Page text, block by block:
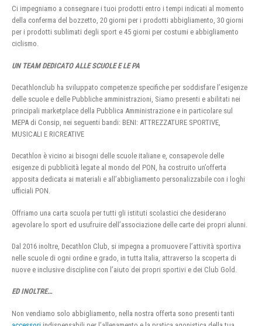
Ci impegniamo a consegnare i tuoi prodotti entro i tempi indicati al momento
della conferma del bozzetto, 20 giorni per i prodotti abbigliamento, 30 giorni
per i prodotti sublimati degli sport e 45 giorni per costumi e abbigliamento
ciclismo.
UN TEAM DEDICATO ALLE SCUOLE E LE PA
Decathlonclub ha sviluppato competenze specifiche per soddisfare l’esigenze
delle scuole e delle Pubbliche amministrazioni, Siamo presenti e abilitati nei
principali marketplace della Pubblica Amministrazione e in particolare sul
MEPA di Consip, nei seguenti bandi: BENI: ATTREZZATURE SPORTIVE,
MUSICALI E RICREATIVE
Decathlon è vicino ai bisogni delle scuole italiane e, consapevole delle
esigenze di pubblicità legate al mondo del PON, ha costruito un’offerta
apposita dedicata ai materiali e all’abbigliamento personalizzabile con i loghi
ufficiali PON.
Offriamo una carta scuola per tutti gli istituti scolastici che desiderano
agevolare lo sport ed usufruire dell’associazione delle carte dei propri alunni.
Dal 2016 inoltre, Decathlon Club, si impegna a promuovere l’attività sportiva
nelle scuole di ogni ordine e grado, in tutta Italia, attraverso la scoperta di
nuove e inclusive discipline con l’aiuto dei propri sportivi e dei Club Gold.
ED INOLTRE…
Non vendiamo solo abbigliamento, nella nostra offerta sono presenti tanti